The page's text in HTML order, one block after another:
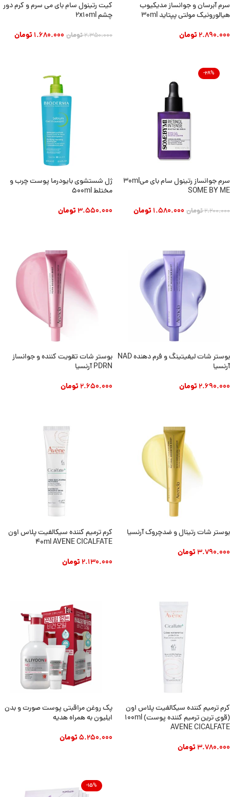
سرم آبرسان و جوانساز مدیکیوب
هیالورونیک مولتی پپتاید 30ml
2.890.000تومان
کیت رتینول سام بای می سرم و کرم دور
چشم 2x10ml
2.350.000تومان 1.680.000تومان
-28%
سرم جوانساز رتینول سام بای می30ml
SOME BY ME
2.200.000تومان 1.580.000تومان
ژل شستشوی بایودرما پوست چرب و
مختلط 500ml
3.550.000تومان
بوستر شات لیفیتینگ و فرم دهنده NAD
آرنسیا
2.690.000تومان
بوستر شات تقویت کننده و جوانساز
PDRN آرنسیا
2.650.000تومان
بوستر شات رتینال و ضدچروک آرنسیا
3.790.000تومان
کرم ترمیم کننده سیکالفیت پلاس اون
40ml AVENE CICALFATE
2.130.000تومان
کرم ترمیم کننده سیکالفیت پلاس اون
(قوی ترین ترمیم کننده پوست) 100ml
AVENE CICALFATE
3.780.000تومان
پک روغن مراقبتی پوست صورت و بدن
ایلیون به همراه هدیه
5.250.000تومان
-15%